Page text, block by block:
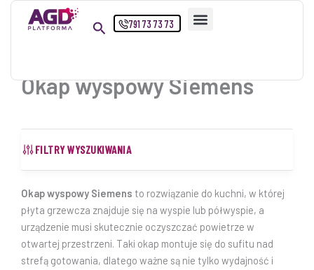
Przejdź
791 73 73 73
Okap wyspowy Siemens
FILTRY WYSZUKIWANIA
Okap wyspowy Siemens to rozwiązanie do kuchni, w której
płyta grzewcza znajduje się na wyspie lub półwyspie, a
urządzenie musi skutecznie oczyszczać powietrze w
otwartej przestrzeni. Taki okap montuje się do sufitu nad
strefą gotowania, dlatego ważne są nie tylko wydajność i